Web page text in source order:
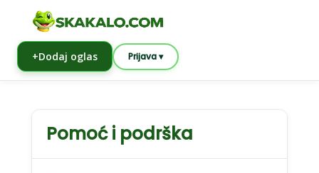
+Dodaj oglas Prijava ▾
Pomoć i podrška